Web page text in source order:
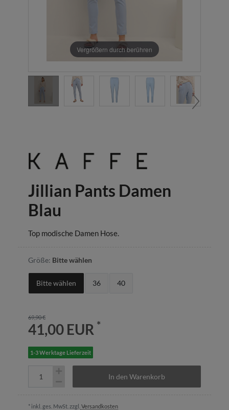
Vergrößern durch berühren
Jillian Pants Damen
Blau
Top modische Damen Hose.
Größe: Bitte wählen
Bitte wählen 36 40
69,90 €
41,00 EUR *
1-3 Werktage Lieferzeit
In den Warenkorb
* inkl. ges. MwSt. zzgl. Versandkosten